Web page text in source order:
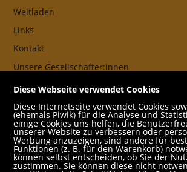
Weltladen
Links
Kontakt
Unsere Gesellschafter:innen
AGB
Impressum
Datenschutz- und Cookieerklärung
Freund:innen
Service
Diese Webseite verwendet Cookies
Diese Internetseite verwendet Cookies
(ehemals Piwik) für die Analyse und
einige Cookies uns helfen, die
unserer Website zu verbessern oder
Werbung anzuzeigen, sind andere für
Funktionen (z. B. für den Warenkorb)
können selbst entscheiden, ob Sie der
zustimmen. Sie können diese nicht